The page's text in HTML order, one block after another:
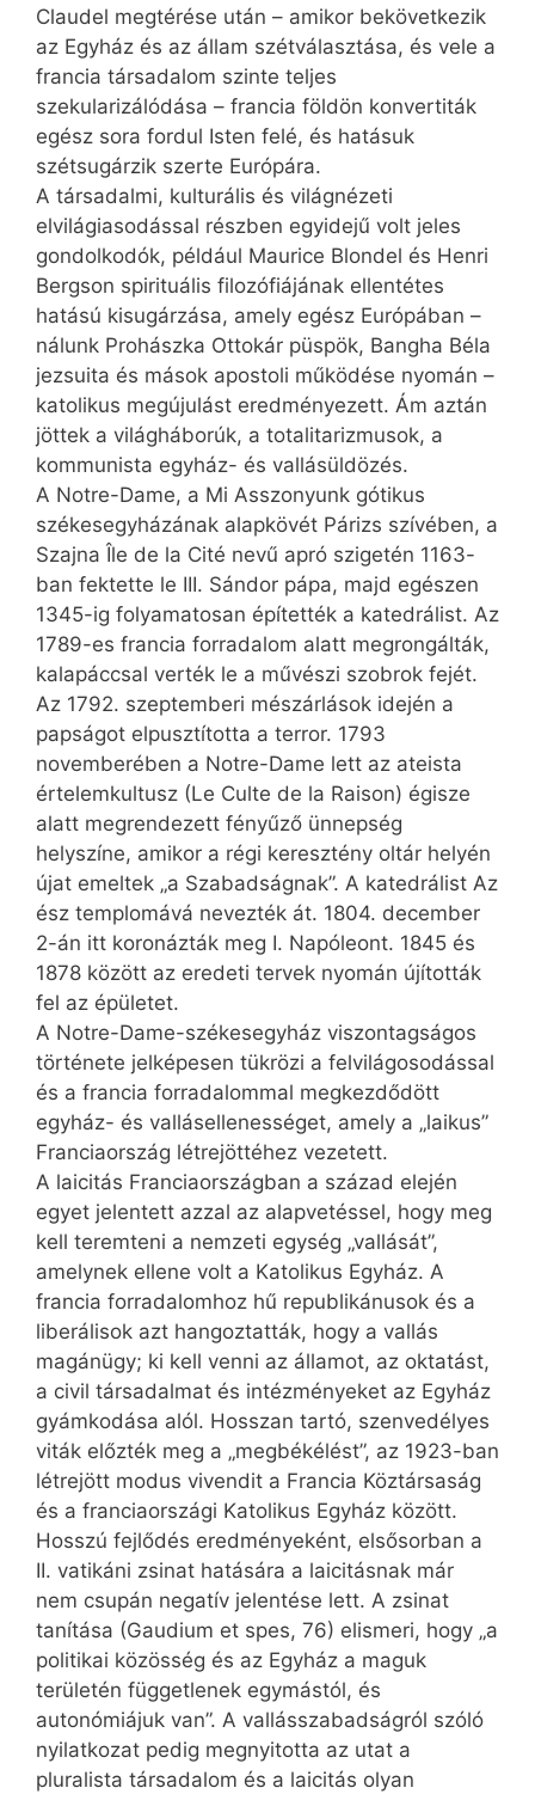
Claudel megtérése után – amikor bekövetkezik
az Egyház és az állam szétválasztása, és vele a
francia társadalom szinte teljes
szekularizálódása – francia földön konvertiták
egész sora fordul Isten felé, és hatásuk
szétsugárzik szerte Európára.
A társadalmi, kulturális és világnézeti
elvilágiasodással részben egyidejű volt jeles
gondolkodók, például Maurice Blondel és Henri
Bergson spirituális filozófiájának ellentétes
hatású kisugárzása, amely egész Európában –
nálunk Prohászka Ottokár püspök, Bangha Béla
jezsuita és mások apostoli működése nyomán –
katolikus megújulást eredményezett. Ám aztán
jöttek a világháborúk, a totalitarizmusok, a
kommunista egyház- és vallásüldözés.
A Notre-Dame, a Mi Asszonyunk gótikus
székesegyházának alapkövét Párizs szívében, a
Szajna Île de la Cité nevű apró szigetén 1163-
ban fektette le III. Sándor pápa, majd egészen
1345-ig folyamatosan építették a katedrálist. Az
1789-es francia forradalom alatt megrongálták,
kalapáccsal verték le a művészi szobrok fejét.
Az 1792. szeptemberi mészárlások idején a
papságot elpusztította a terror. 1793
novemberében a Notre-Dame lett az ateista
értelemkultusz (Le Culte de la Raison) égisze
alatt megrendezett fényűző ünnepség
helyszíne, amikor a régi keresztény oltár helyén
újat emeltek „a Szabadságnak”. A katedrálist Az
ész templomává nevezték át. 1804. december
2-án itt koronázták meg I. Napóleont. 1845 és
1878 között az eredeti tervek nyomán újították
fel az épületet.
A Notre-Dame-székesegyház viszontagságos
története jelképesen tükrözi a felvilágosodással
és a francia forradalommal megkezdődött
egyház- és vallásellenességet, amely a „lai­kus”
Franciaország létrejöttéhez vezetett.
A laicitás Franciaországban a század elején
egyet jelentett azzal az alapvetéssel, hogy meg
kell teremteni a nemzeti egység „vallását”,
amelynek ellene volt a Katolikus Egyház. A
francia forradalomhoz hű republikánusok és a
liberálisok azt hangoztatták, hogy a vallás
magánügy; ki kell venni az államot, az oktatást,
a civil társadalmat és intézményeket az Egyház
gyámkodása alól. Hosszan tartó, szenvedélyes
viták előzték meg a „megbékélést”, az 1923-ban
létrejött modus vivendit a Francia Köztársaság
és a franciaországi Katolikus Egyház között.
Hosszú fejlődés eredményeként, elsősorban a
II. vatikáni zsinat hatására a lai­ci­tásnak már
nem csupán negatív jelentése lett. A zsinat
tanítása (Gaudium et spes, 76) elismeri, hogy „a
politikai közösség és az Egyház a maguk
területén függetlenek egymástól, és
autonómiájuk van”. A vallásszabadságról szóló
nyilatkozat pedig megnyitotta az utat a
pluralista társadalom és a laicitás olyan